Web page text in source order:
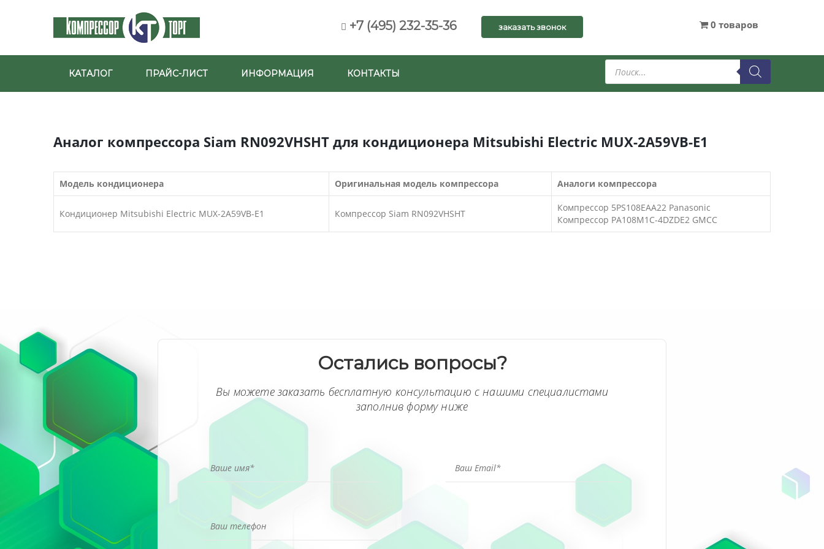
+7 (495) 232-35-36 заказать звонок 0 товаров
КАТАЛОГ ПРАЙС-ЛИСТ ИНФОРМАЦИЯ КОНТАКТЫ
Поиск
товаров
Аналог компрессора Siam RN092VHSHT для кондиционера Mitsubishi Electric MUX-2A59VB-E1
Модель кондиционера Оригинальная модель компрессора Аналоги компрессора
Кондиционер Mitsubishi Electric MUX-2A59VB-E1 Компрессор Siam RN092VHSHT
Компрессор 5PS108EAA22 Panasonic
Компрессор PA108M1C-4DZDE2 GMCC
Остались вопросы?
Вы можете заказать бесплатную консультацию с нашими специалистами
заполнив форму ниже